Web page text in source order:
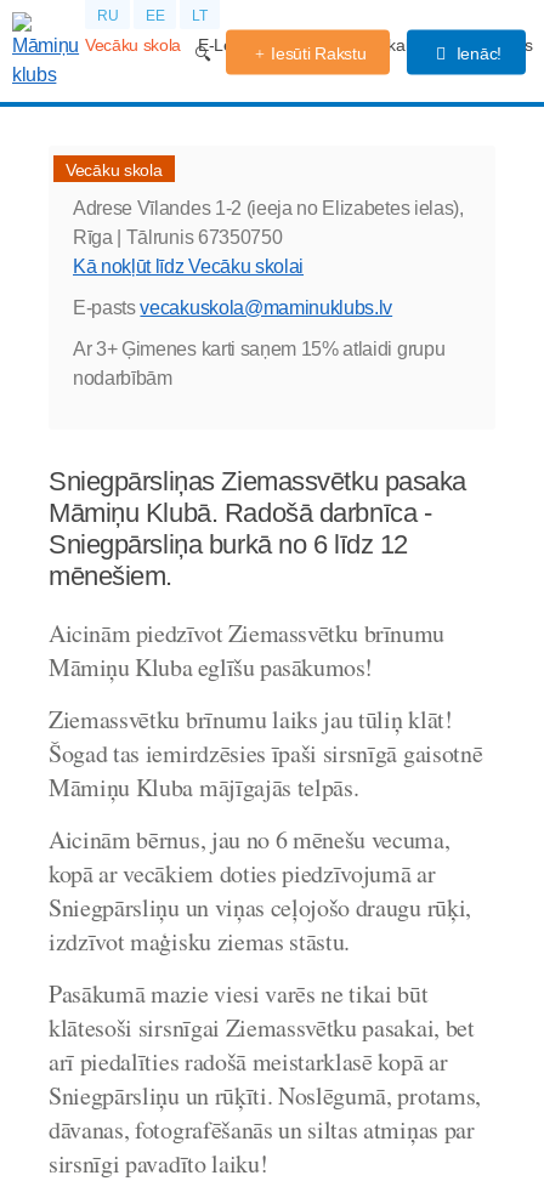
RU EE LT
Vecāku skola E-Lekcijas Grūtniecības kalendārs Forums
Iesūti Rakstu Ienāc!
Vecāku skola
Adrese Vīlandes 1-2 (ieeja no Elizabetes ielas),
Rīga | Tālrunis67350750
Kā nokļūt līdz Vecāku skolai
E-pasts vecakuskola@maminuklubs.lv
Ar 3+ Ģimenes karti saņem 15% atlaidi grupu
nodarbībām
Sniegpārsliņas Ziemassvētku pasaka
Māmiņu Klubā. Radošā darbnīca -
Sniegpārsliņa burkā no 6 līdz 12
mēnešiem.
Aicinām piedzīvot Ziemassvētku brīnumu
Māmiņu Kluba eglīšu pasākumos!
Ziemassvētku brīnumu laiks jau tūliņ klāt!
Šogad tas iemirdzēsies īpaši sirsnīgā gaisotnē
Māmiņu Kluba mājīgajās telpās.
Aicinām bērnus, jau no 6 mēnešu vecuma,
kopā ar vecākiem doties piedzīvojumā ar
Sniegpārsliņu un viņas ceļojošo draugu rūķi,
izdzīvot maģisku ziemas stāstu.
Pasākumā mazie viesi varēs ne tikai būt
klātesoši sirsnīgai Ziemassvētku pasakai, bet
arī piedalīties radošā meistarklasē kopā ar
Sniegpārsliņu un rūķīti. Noslēgumā, protams,
dāvanas, fotografēšanās un siltas atmiņas par
sirsnīgi pavadīto laiku!